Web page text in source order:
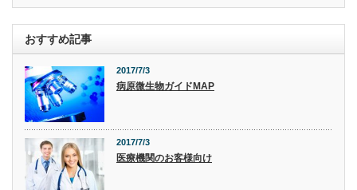
おすすめ記事
2017/7/3
病原微生物ガイドMAP
2017/7/3
医療機関のお客様向け